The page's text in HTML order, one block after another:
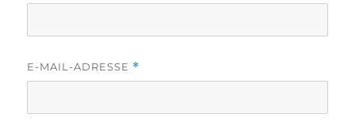
E-MAIL-ADRESSE *